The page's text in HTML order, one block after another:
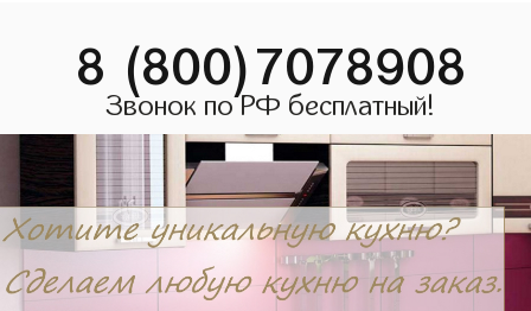
8 (800)7078908
Звонок по РФ бесплатный!